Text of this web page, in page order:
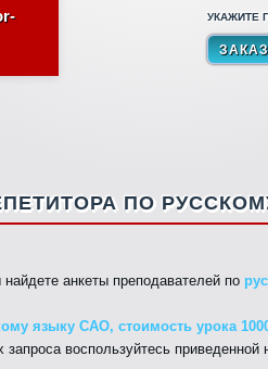
УКАЖИТЕ
ПО
анкеты преподавателей по
языку САО, стоимость урока
воспользуйтесь